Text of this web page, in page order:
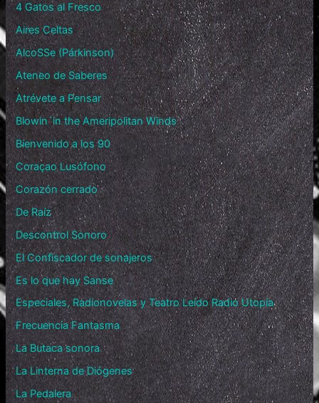
4 Gatos al Fresco
Aires Celtas
AlcoSSe (Párkinson)
Ateneo de Saberes
Atrévete a Pensar
Blowin´in the Ameripolitan Winds
Bienvenido a los 90
Coraçao Lusófono
Corazón cerrado
De Raíz
Descontrol Sonoro
El Confiscador de sonajeros
Es lo que hay Sanse
Especiales, Radionovelas y Teatro Leído Radio Utopía
Frecuencia Fantasma
La Butaca sonora
La Linterna de Diógenes
La Pedalera